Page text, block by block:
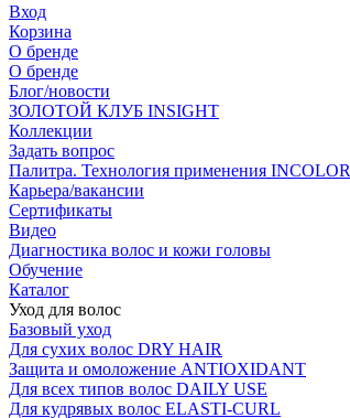
Вход
Корзина
О бренде
О бренде
Блог/новости
ЗОЛОТОЙ КЛУБ INSIGHT
Коллекции
Задать вопрос
Палитра. Технология применения INCOLOR
Карьера/вакансии
Сертификаты
Видео
Диагностика волос и кожи головы
Обучение
Каталог
Уход для волос
Базовый уход
Для сухих волос DRY HAIR
Защита и омоложение ANTIOXIDANT
Для всех типов волос DAILY USE
Для кудрявых волос ELASTI-CURL